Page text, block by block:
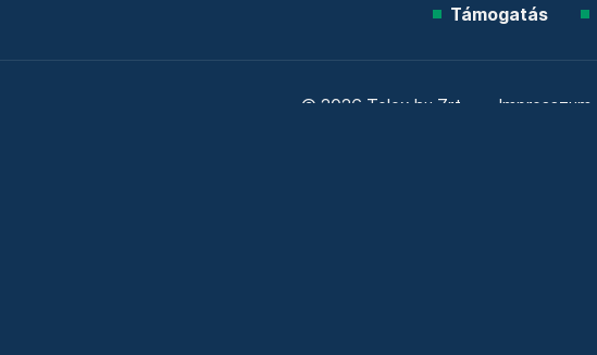
Támogatás
© 2026 Telex.hu Zrt. Impresszum